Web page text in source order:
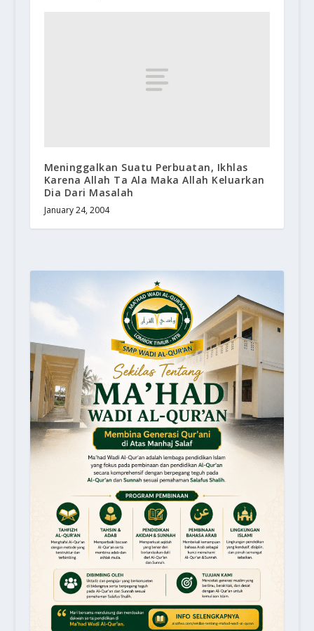
Meninggalkan Suatu Perbuatan, Ikhlas
Karena Allah Ta Ala Maka Allah Keluarkan
Dia Dari Masalah
January 24, 2004